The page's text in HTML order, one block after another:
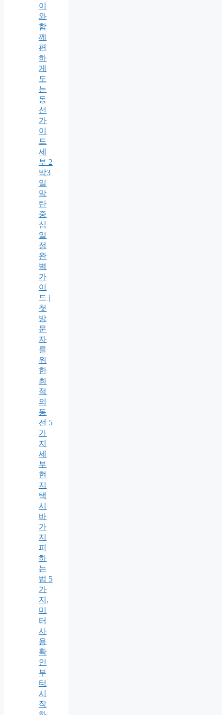
이
와
함
께
편
하
게
도
는
동
선
가
이
드
세
부 2
박3
일
막
탄
중
심
일
정
완
벽
가
이
드 |
첫
방
문
자
를
위
한
최
적
의
동
선 5
가
지
세
부
현
지
택
시
바
가
지
피
하
는
법 5
가
지,
미
터
사
용
확
인
부
터
시
작